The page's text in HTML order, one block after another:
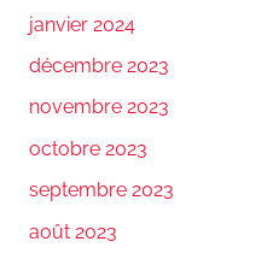
janvier 2024
décembre 2023
novembre 2023
octobre 2023
septembre 2023
août 2023